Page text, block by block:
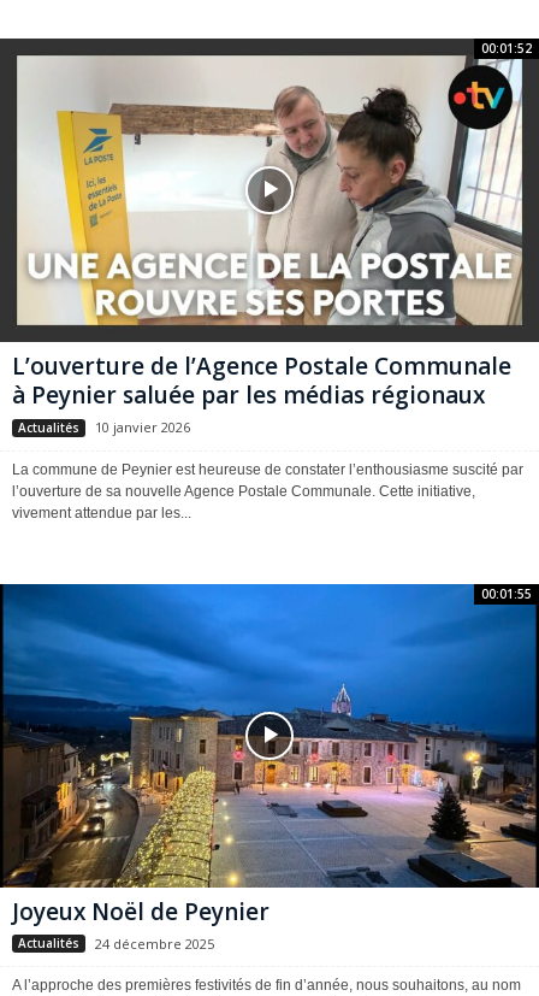
00:01:52
L’ouverture de l’Agence Postale Communale
à Peynier saluée par les médias régionaux
Actualités 10 janvier 2026
La commune de Peynier est heureuse de constater l’enthousiasme suscité par
l’ouverture de sa nouvelle Agence Postale Communale. Cette initiative,
vivement attendue par les...
00:01:55
Joyeux Noël de Peynier
Actualités 24 décembre 2025
A l’approche des premières festivités de fin d’année, nous souhaitons, au nom